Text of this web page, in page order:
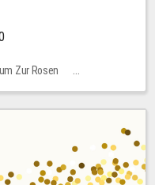
Zur Rosen